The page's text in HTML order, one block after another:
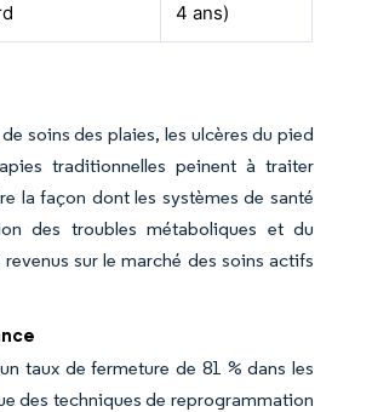
4 ans)
soins des plaies, les ulcères du pied
traditionnelles peinent à traiter
la façon dont les systèmes de santé
des troubles métaboliques et du
sur le marché des soins actifs
taux de fermeture de 81 % dans les
des techniques de reprogrammation